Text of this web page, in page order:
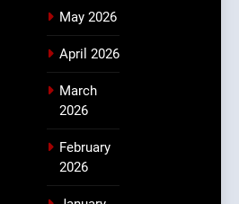
May 2026
April 2026
March
2026
February
2026